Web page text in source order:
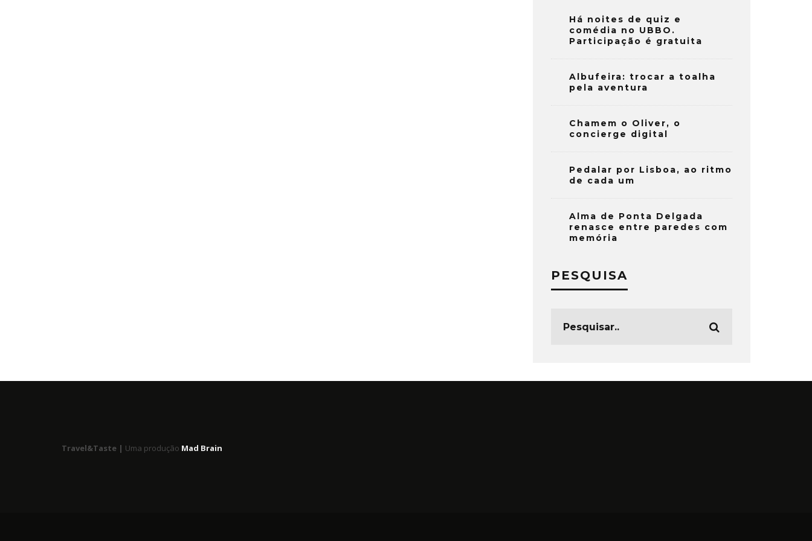
Há noites de quiz e
comédia no UBBO.
Participação é gratuita
Albufeira: trocar a toalha
pela aventura
Chamem o Oliver, o
concierge digital
Pedalar por Lisboa, ao ritmo
de cada um
Alma de Ponta Delgada
renasce entre paredes com
memória
PESQUISA
Travel&Taste | Uma produção Mad Brain